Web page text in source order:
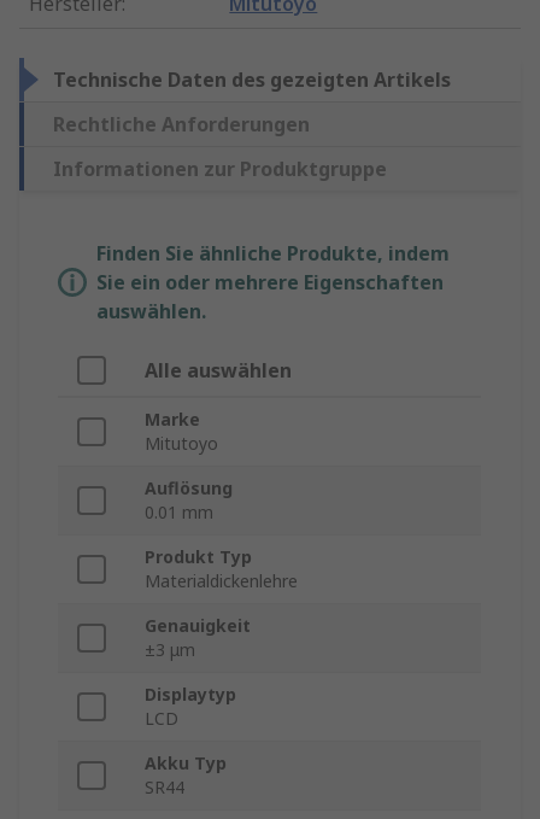
Technische Daten des gezeigten Artikels
Rechtliche Anforderungen
Informationen zur Produktgruppe
Finden Sie ähnliche Produkte, indem
Sie ein oder mehrere Eigenschaften
auswählen.
Alle auswählen
Marke
Mitutoyo
Auflösung
0.01 mm
Produkt Typ
Materialdickenlehre
Genauigkeit
±3 μm
Displaytyp
LCD
Akku Typ
SR44